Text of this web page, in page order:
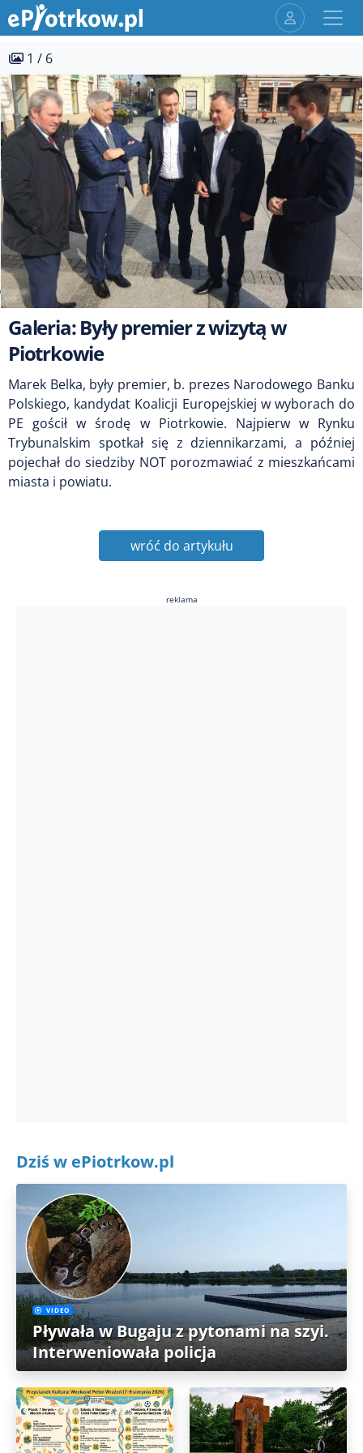
1 / 6
Galeria: Były premier z wizytą w
Piotrkowie
Marek Belka, były premier, b. prezes Narodowego Banku
Polskiego, kandydat Koalicji Europejskiej w wyborach do
PE gościł w środę w Piotrkowie. Najpierw w Rynku
Trybunalskim spotkał się z dziennikarzami, a później
pojechał do siedziby NOT porozmawiać z mieszkańcami
miasta i powiatu.
wróć do artykułu
reklama
Dziś w ePiotrkow.pl
VIDEO
Pływała w Bugaju z pytonami na szyi.
Interweniowała policja